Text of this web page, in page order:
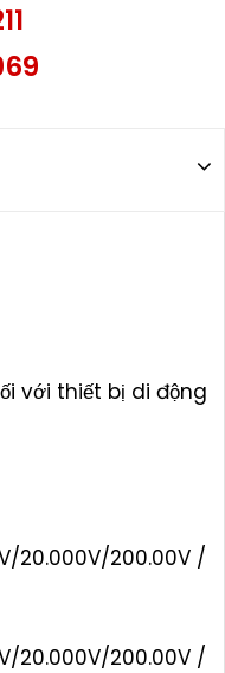
với thiết bị di động
20.000V/200.00V /
20.000V/200.00V /